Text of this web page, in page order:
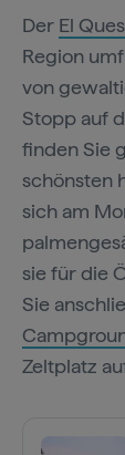
Der El
Region
von
Stopp auf
finden Sie
schönsten
sich am
sie für die
Sie
Zeltplatz